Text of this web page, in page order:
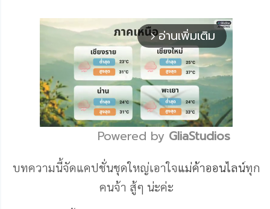
arrow_forward_ios อ่านเพิ่มเติม
Mute
Powered by GliaStudios
บทความนี้จัดแคปชั่นชุดใหญ่เอาใจแม่ค้าออนไลน์ทุก
คนจ้า สู้ๆ น่ะค่ะ